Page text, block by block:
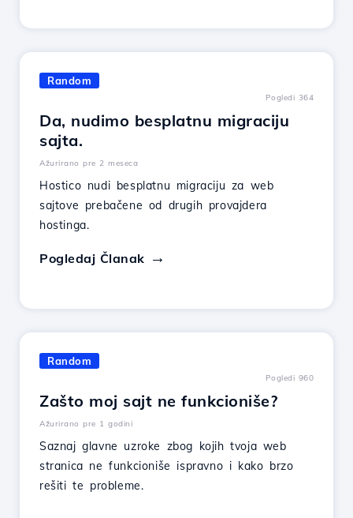
Random
Pogledi 364
Da, nudimo besplatnu migraciju
sajta.
Ažurirano pre 2 meseca
Hostico nudi besplatnu migraciju za web
sajtove prebačene od drugih provajdera
hostinga.
Pogledaj Članak
Random
Pogledi 960
Zašto moj sajt ne funkcioniše?
Ažurirano pre 1 godini
Saznaj glavne uzroke zbog kojih tvoja web
stranica ne funkcioniše ispravno i kako brzo
rešiti te probleme.